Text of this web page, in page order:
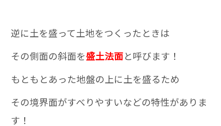
逆に土を盛って土地をつくったときは
その側面の斜面を盛土法面と呼びます！
もともとあった地盤の上に土を盛るため
その境界面がすべりやすいなどの特性がありま
す！